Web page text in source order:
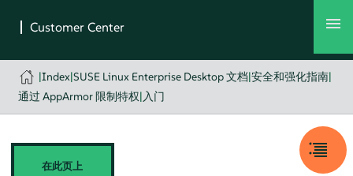
|Index|SUSE Linux Enterprise Desktop 文档|安全和强化指南|
通过 AppArmor 限制特权|入门
在此页上